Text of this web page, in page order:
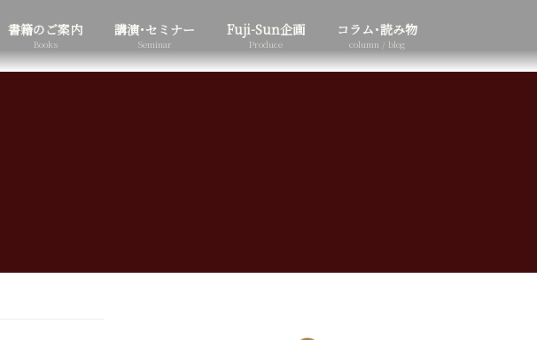
書籍のご案内
Books
講演･セミナー
Seminar
Fuji-Sun企画
Produce
コラム･読み物
column / blog